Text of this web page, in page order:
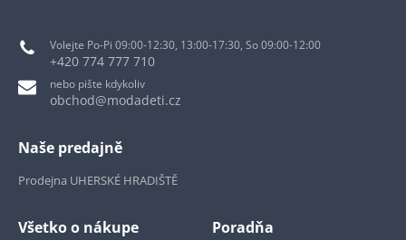
Volejte Po-Pi 09:00-12:30, 13:00-17:30, So 09:00-12:00
+420 774 777 710
nebo pište kdykoliv
obchod@modadeti.cz
Naše predajně
Prodejna UHERSKÉ HRADIŠTĚ
Všetko o nákupe Poradňa